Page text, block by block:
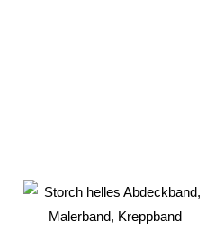
Dieses
Produkt